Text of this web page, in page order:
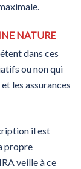
NATURE
dans ces
ou non qui
les assurances
il est
propre
veille à ce